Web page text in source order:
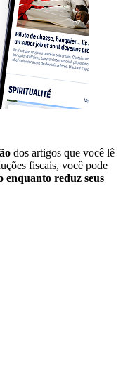
dos artigos que você lê
fiscais, você pode
enquanto reduz seus